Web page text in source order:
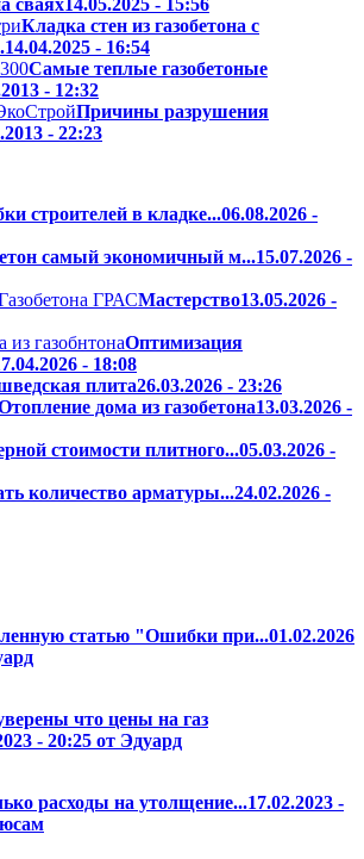
сваях 14.05.2025 - 15:56
Кладка стен из газобетона с
14.04.2025 - 16:54
Самые теплые газобетоные
- 12:32
Причины разрушения
- 22:23
строителей в кладке...06.08.2026 -
самый экономичный м...15.07.2026 -
Мастерство13.05.2026 -
Оптимизация
- 18:08
плита26.03.2026 - 23:26
дома из газобетона13.03.2026 -
стоимости плитного...05.03.2026 -
количество арматуры...24.02.2026 -
статью "Ошибки при...01.02.2026
что цены на газ
- 20:25 от Эдуард
расходы на утолщение...17.02.2023 -